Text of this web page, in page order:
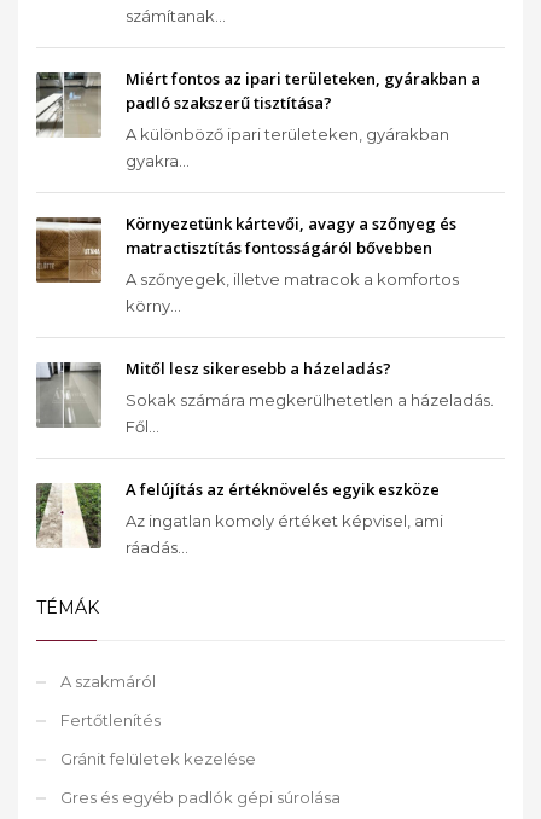
számítanak...
Miért fontos az ipari területeken, gyárakban a
padló szakszerű tisztítása?
A különböző ipari területeken, gyárakban
gyakra...
Környezetünk kártevői, avagy a szőnyeg és
matractisztítás fontosságáról bővebben
A szőnyegek, illetve matracok a komfortos
körny...
Mitől lesz sikeresebb a házeladás?
Sokak számára megkerülhetetlen a házeladás.
Fől...
A felújítás az értéknövelés egyik eszköze
Az ingatlan komoly értéket képvisel, ami
ráadás...
TÉMÁK
A szakmáról
Fertőtlenítés
Gránit felületek kezelése
Gres és egyéb padlók gépi súrolása